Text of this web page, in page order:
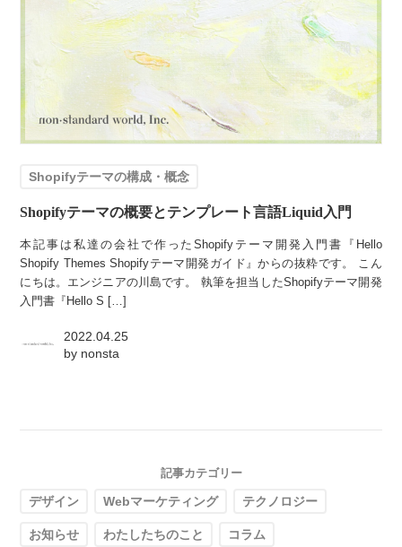
Shopifyテーマの構成・概念
Shopifyテーマの概要とテンプレート言語Liquid入門
本記事は私達の会社で作ったShopifyテーマ開発入門書『Hello
Shopify Themes Shopifyテーマ開発ガイド』からの抜粋です。 こん
にちは。エンジニアの川島です。 執筆を担当したShopifyテーマ開発
入門書『Hello S […]
2022.04.25
by nonsta
記事カテゴリー
デザイン Webマーケティング テクノロジー
お知らせ わたしたちのこと コラム